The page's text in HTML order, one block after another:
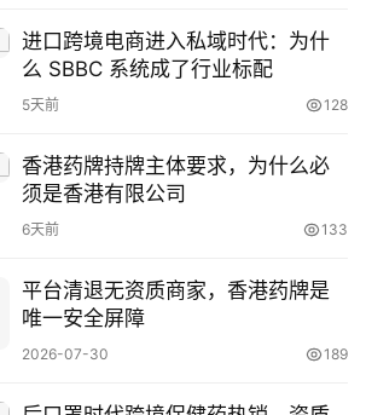
进口跨境电商进入私域时代：为什
么 SBBC 系统成了行业标配
5天前 128
香港药牌持牌主体要求，为什么必
须是香港有限公司
6天前 133
平台清退无资质商家，香港药牌是
唯一安全屏障
2026-07-30 189